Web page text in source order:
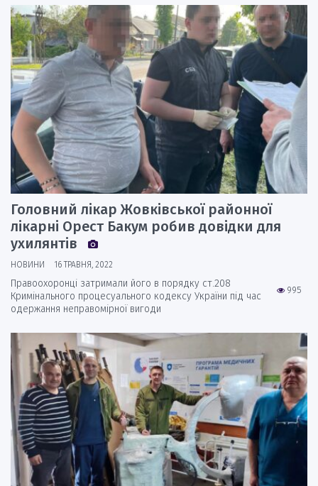
Головний лікар Жовківської районної
лікарні Орест Бакум робив довідки для
ухилянтів
НОВИНИ 16 ТРАВНЯ, 2022
995
Правоохоронці затримали його в порядку ст.208
Кримінального процесуального кодексу України під час
одержання неправомірної вигоди